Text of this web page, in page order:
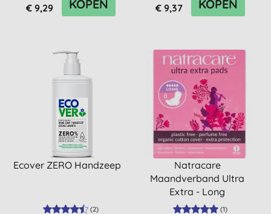
€ 9,29 KOPEN € 9,37 KOPEN
Ecover ZERO Handzeep
(2)
Natracare
Maandverband Ultra
Extra - Long
(1)